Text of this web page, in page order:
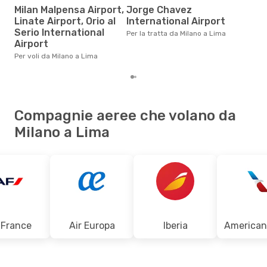
Milan Malpensa Airport,
Linate Airport, Orio al
Serio International
Airport
Per voli da Milano a Lima
Jorge Chavez
International Airport
Per la tratta da Milano a Lima
Compagnie aeree che volano da
Milano a Lima
Air Europa Iberia